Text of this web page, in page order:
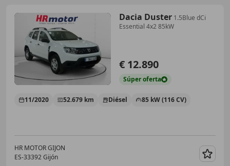
Dacia Duster 1.5Blue dCi
Essential 4x2 85kW
€ 12.890
Súperoferta
11/2020 52.679 km Diésel 85 kW (116 CV)
HR MOTOR GIJON
ES-33392 Gijón